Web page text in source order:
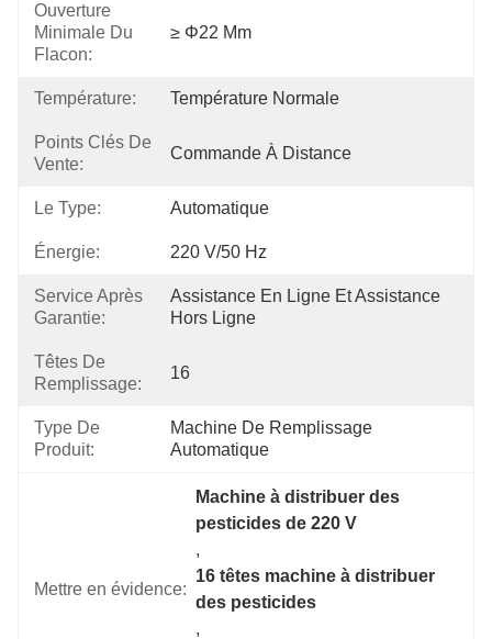
Ouverture
Minimale Du
Flacon:
≥ Φ22 Mm
Température: Température Normale
Points Clés De
Vente:
Commande À Distance
Le Type: Automatique
Énergie: 220 V/50 Hz
Service Après
Garantie:
Assistance En Ligne Et Assistance
Hors Ligne
Têtes De
Remplissage:
16
Type De
Produit:
Machine De Remplissage
Automatique
Mettre en évidence:
Machine à distribuer des
pesticides de 220 V
,
16 têtes machine à distribuer
des pesticides
,